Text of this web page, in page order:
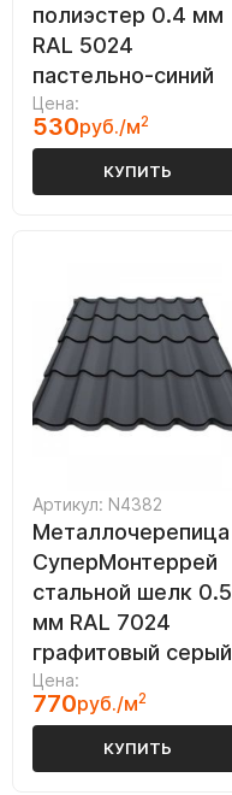
полиэстер 0.4 мм
RAL 5024
пастельно-синий
Цена:
530руб./м2
КУПИТЬ
Артикул: N4382
Металлочерепица
СуперМонтеррей
стальной шелк 0.5
мм RAL 7024
графитовый серый
Цена:
770руб./м2
КУПИТЬ